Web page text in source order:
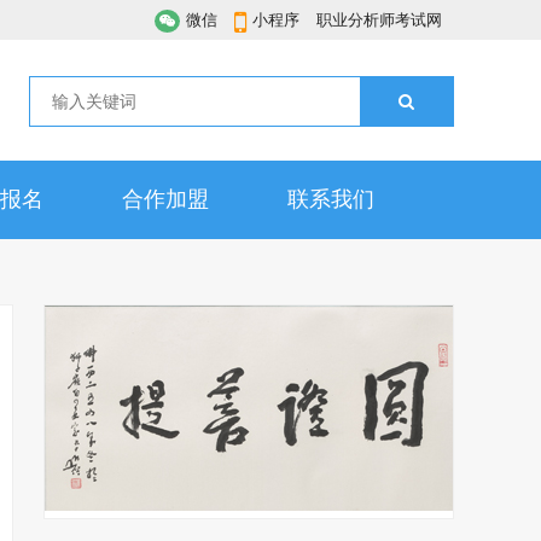
微信 小程序 职业分析师考试网
名 合作加盟 联系我们